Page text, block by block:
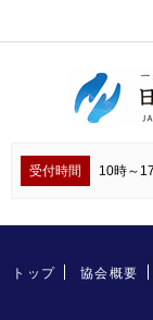
受付時間 10時～
トップ 協会概要